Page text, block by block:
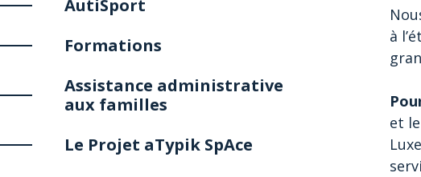
AutiSport
Formations
Assistance administrative
aux familles
Le Projet aTypik SpAce
à
et